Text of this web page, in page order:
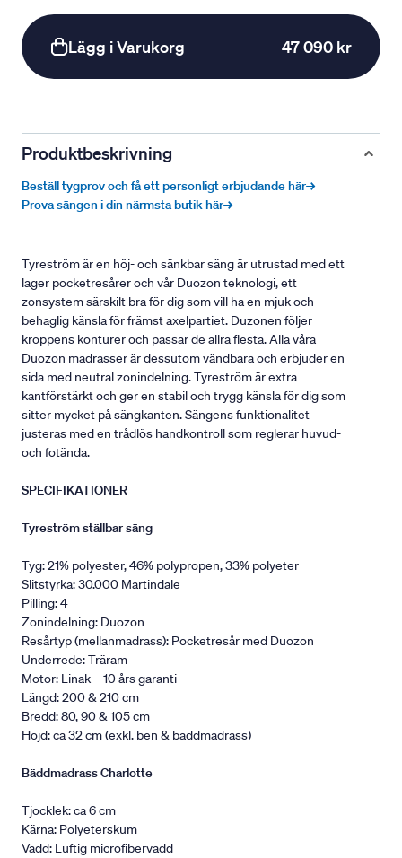
Lägg i Varukorg 47 090 kr
Produktbeskrivning
Beställ tygprov och få ett personligt erbjudande här→
Prova sängen i din närmsta butik här→
Tyreström är en höj- och sänkbar säng är utrustad med ett
lager pocketresårer och vår Duozon teknologi, ett
zonsystem särskilt bra för dig som vill ha en mjuk och
behaglig känsla för främst axelpartiet. Duzonen följer
kroppens konturer och passar de allra flesta. Alla våra
Duozon madrasser är dessutom vändbara och erbjuder en
sida med neutral zonindelning. Tyreström är extra
kantförstärkt och ger en stabil och trygg känsla för dig som
sitter mycket på sängkanten. Sängens funktionalitet
justeras med en trådlös handkontroll som reglerar huvud-
och fotända.
SPECIFIKATIONER
Tyreström ställbar säng
Tyg: 21% polyester, 46% polypropen, 33% polyeter
Slitstyrka: 30.000 Martindale
Pilling: 4
Zonindelning: Duozon
Resårtyp (mellanmadrass): Pocketresår med Duozon
Underrede: Träram
Motor: Linak – 10 års garanti
Längd: 200 & 210 cm
Bredd: 80, 90 & 105 cm
Höjd: ca 32 cm (exkl. ben & bäddmadrass)
Bäddmadrass Charlotte
Tjocklek: ca 6 cm
Kärna: Polyeterskum
Vadd: Luftig microfibervadd